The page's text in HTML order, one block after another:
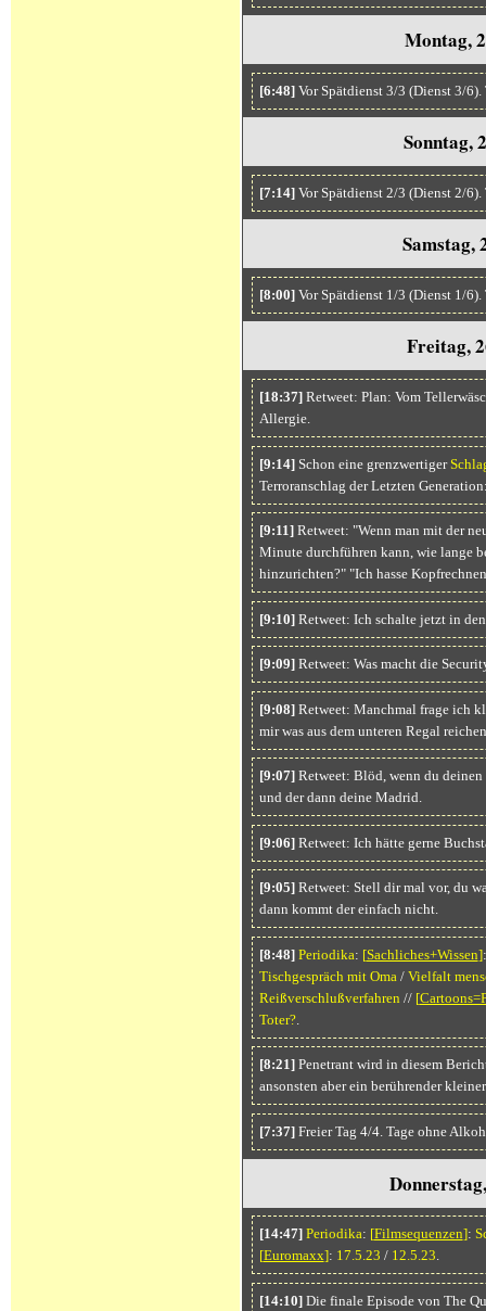
Montag,
[6:48]Vor Spätdienst 3/3 (Dienst 3/
Sonntag,
[7:14]Vor Spätdienst 2/3 (Dienst 2/
Samstag,
[8:00]Vor Spätdienst 1/3 (Dienst 1/
Freitag,
[18:37]Retweet: Plan: Vom
Allergie.
[9:14]Schon eine grenzwertiger
Terroranschlag der Letzten
[9:11]Retweet: "Wenn man mit der
Minute durchführen kann, wie lange
hinzurichten?" "Ich hasse
[9:10]Retweet: Ich schalte jetzt in
[9:09]Retweet: Was macht die
[9:08]Retweet: Manchmal frage ich
mir was aus dem unteren Regal
[9:07]Retweet: Blöd, wenn du deinen
und der dann deine Madrid.
[9:06]Retweet: Ich hätte gerne
[9:05]Retweet: Stell dir mal vor, du
dann kommt der einfach nicht.
[8:48] Periodika: [Sachliches+Wissen]
Tischgespräch mit Oma / Vielfalt
Reißverschlußverfahren // [
Toter?.
[8:21]Penetrant wird in diesem
ansonsten aber ein berührender
[7:37]Freier Tag 4/4. Tage ohne
[14:47] Periodika: [Filmsequenzen]:
[Euromaxx]: 17.5.23 / 12.5.23.
[14:10]Die finale Episode von The